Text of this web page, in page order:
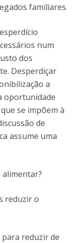
familiares.
num
dos
Desperdiçar
a
oportunidade
se impõem à
de
assume uma
reduzir o
reduzir de